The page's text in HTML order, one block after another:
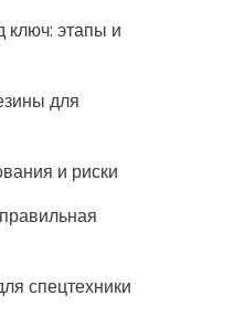
ключ: этапы и
для
и риски
спецтехники